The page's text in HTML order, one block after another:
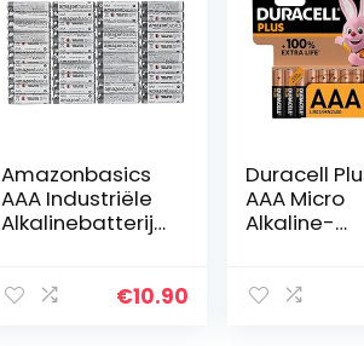
Amazonbasics
AAA Industriële
Alkalinebatterije
€10.90
Duracell
AAA Micro
Alkaline-
stuks